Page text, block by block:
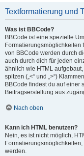
Textformatierung und
Was ist BBCode?
BBCode ist eine spezielle
Formatierungsmöglichkeiten
von BBCode werden durch
auch durch dich für jeden
ähnlich wie HTML aufgebaut,
spitzen („<“ und „>“)
BBCode findest du auf einer
Beitragserstellung aus
Nach oben
Kann ich HTML benutzen?
Nein, es ist nicht möglich,
werden.